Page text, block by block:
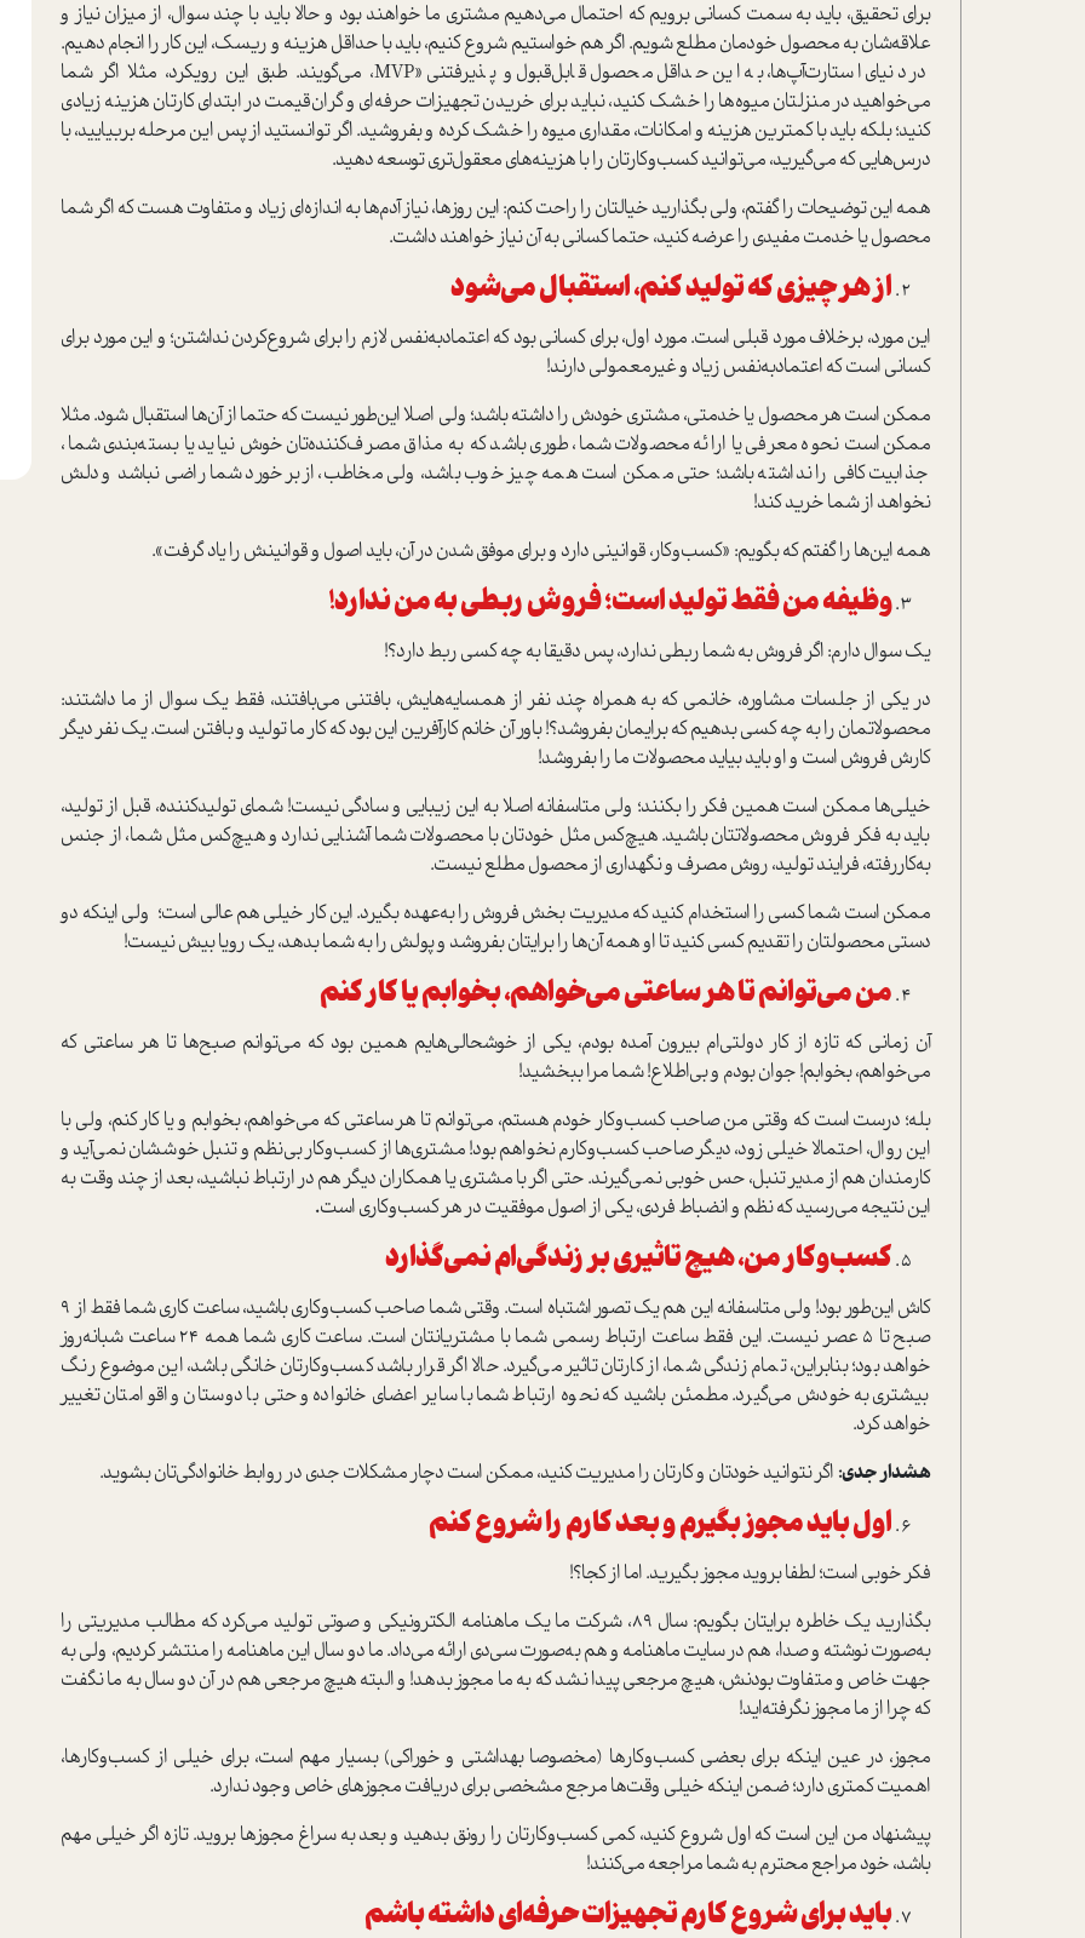
برای تحقیق، باید به سمت کسانی برویم که احتمال می‌دهیم مشتری ما خواهند بود و حالا باید با چند سوال، از میزان نیاز و
علاقه‌شان به محصول خودمان مطلع شویم. اگر هم خواستیم شروع کنیم، باید با حداقل هزینه و ریسک، این کار را انجام دهیم.
در دنیای استارت‌آپ‌ها، به این حداقل محصول قابل‌قبول و پذیرفتنی «MVP، می‌گویند. طبق این رویکرد، مثلا اگر شما
می‌خواهید در منزلتان میوه‌ها را خشک کنید، نباید برای خریدن تجهیزات حرفه‌ای و گران‌قیمت در ابتدای کارتان هزینه زیادی
کنید؛ بلکه باید با کمترین هزینه و امکانات، مقداری میوه را خشک کرده و بفروشید. اگر توانستید از پس این مرحله بربیایید، با
درس‌هایی که می‌گیرید، می‌توانید کسب‌وکارتان را با هزینه‌های معقول‌تری توسعه دهید.
همه این توضیحات را گفتم، ولی بگذارید خیالتان را راحت کنم: این روزها، نیاز آدم‌ها به اندازه‌ای زیاد و متفاوت هست که اگر شما
محصول یا خدمت مفیدی را عرضه کنید، حتما کسانی به آن نیاز خواهند داشت.
از هر چیزی که تولید کنم، استقبال می‌شود
این مورد، برخلاف مورد قبلی است. مورد اول، برای کسانی بود که اعتماد‌‌به‌نفس لازم را برای شروع‌کردن نداشتن؛ و این مورد برای
کسانی است که اعتماد‌‌به‌نفس زیاد و غیرمعمولی دارند!
ممکن است هر محصول یا خدمتی، مشتری خودش را داشته باشد؛ ولی اصلا این‌طور نیست که حتما از آن‌ها استقبال شود. مثلا
ممکن است نحوه معرفی یا ارائه محصولات شما، طوری باشد که به مذاق مصرف‌کننده‌تان خوش نیاید یا بسته‌بندی شما،
جذابیت کافی را نداشته باشد؛ حتی ممکن است همه چیز خوب باشد، ولی مخاطب، از برخورد شما راضی نباشد و دلش
نخواهد از شما خرید کند!
همه این‌ها را گفتم که بگویم: «کسب‌وکار، قوانینی دارد و برای موفق شدن در آن، باید اصول و قوانینش را یاد گرفت».
وظیفه من فقط تولید است؛ فروش ربطی به من ندارد!
یک سوال دارم: اگر فروش به شما ربطی ندارد، پس دقیقا به چه کسی ربط دارد؟!
در یکی از جلسات مشاوره، خانمی که به همراه چند نفر از همسایه‌هایش، بافتنی می‌بافتند، فقط یک سوال از ما داشتند:
محصولاتمان را به چه کسی بدهیم که برایمان بفروشد؟! باور آن خانم کارآفرین این بود که کار ما تولید و بافتن است. یک نفر دیگر
کارش فروش است و او باید بیاید محصولات ما را بفروشد!
خیلی‌ها ممکن است همین فکر را بکنند؛ ولی متاسفانه اصلا به این زیبایی و سادگی نیست! شمای تولیدکننده، قبل از تولید،
باید به فکر فروش محصولاتتان باشید. هیچ‌کس مثل خودتان با محصولات شما آشنایی ندارد و هیچ‌کس مثل شما، از جنس
به‌کار‌رفته، فرایند تولید، روش مصرف و نگهداری از محصول مطلع نیست.
ممکن است شما کسی را استخدام کنید که مدیریت بخش فروش را به‌عهده بگیرد. این کار خیلی هم عالی است؛ ولی اینکه دو
دستی محصولتان را تقدیم کسی کنید تا او همه آن‌ها را برایتان بفروشد و پولش را به شما بدهد، یک رویا بیش نیست!
من می‌توانم تا هر ساعتی می‌خواهم، بخوابم یا کار کنم
آن زمانی که تازه از کار دولتی‌ام بیرون آمده ‌بودم، یکی از خوشحالی‌هایم همین بود که می‌توانم صبح‌ها تا هر ساعتی که
می‌خواهم، بخوابم! جوان بودم و بی‌اطلاع! شما مرا ببخشید!
بله؛ درست است که وقتی من صاحب کسب‌وکار خودم هستم، می‌توانم تا هر ساعتی که می‌خواهم، بخوابم و یا کار کنم، ولی با
این روال، احتمالا خیلی زود، دیگر صاحب کسب‌وکارم نخواهم بود! مشتری‌ها از کسب‌وکار بی‌نظم و تنبل خوششان نمی‌آید و
کارمندان هم از مدیر تنبل، حس خوبی نمی‌گیرند. حتی اگر با مشتری یا همکاران دیگر هم در ارتباط نباشید، بعد از چند وقت به
این نتیجه می‌رسید که نظم و انضباط فردی، یکی از اصول موفقیت در هر کسب‌وکاری است.
کسب‌وکار من، هیچ تاثیری بر زندگی‌ام نمی‌گذارد
کاش این‌طور بود! ولی متاسفانه این هم یک تصور اشتباه است. وقتی شما صاحب کسب‌وکاری باشید، ساعت کاری شما فقط از 9
صبح تا 5 عصر نیست. این فقط ساعت ارتباط رسمی شما با مشتریانتان است. ساعت کاری شما همه 24 ساعت شبانه‌روز
خواهد بود؛ بنابراین، تمام زندگی شما، از کارتان تاثیر می‌گیرد. حالا اگر قرار باشد کسب‌وکارتان خانگی باشد، این موضوع رنگ
بیشتری به خودش می‌گیرد. مطمئن باشید که نحوه ارتباط شما با سایر اعضای خانواده و حتی با دوستان و اقوامتان تغییر
خواهد کرد.
هشدار جدی: اگر نتوانید خودتان و کارتان را مدیریت کنید، ممکن است دچار مشکلات جدی در روابط خانوادگی‌تان بشوید.
اول باید مجوز بگیرم و بعد کارم را شروع کنم
فکر خوبی است؛ لطفا بروید مجوز بگیرید. اما از کجا؟!
بگذارید یک خاطره برایتان بگویم: سال 89، شرکت ما یک ماهنامه الکترونیکی و صوتی تولید می‌کرد که مطالب مدیریتی را
به‌صورت نوشته و صدا، هم در سایت ماهنامه و هم به‌صورت سی‌دی ارائه می‌داد. ما دو سال این ماهنامه را منتشر کردیم، ولی به
جهت خاص و متفاوت بودنش، هیچ مرجعی پیدا نشد که به ما مجوز بدهد! و البته هیچ مرجعی هم در آن دو سال به ما نگفت
که چرا از ما مجوز نگرفته‌اید!
مجوز، در عین اینکه برای بعضی کسب‌وکارها (مخصوصا بهداشتی و خوراکی) بسیار مهم است، برای خیلی از کسب‌وکارها،
اهمیت کمتری دارد؛ ضمن اینکه خیلی وقت‌ها مرجع مشخصی برای دریافت مجوزهای خاص وجود ندارد.
پیشنهاد من این است که اول شروع کنید، کمی کسب‌وکارتان را رونق بدهید و بعد به سراغ مجوزها بروید. تازه اگر خیلی مهم
باشد، خود مراجع محترم به شما مراجعه می‌کنند!
باید برای شروع کارم تجهیزات حرفه‌ای داشته باشم